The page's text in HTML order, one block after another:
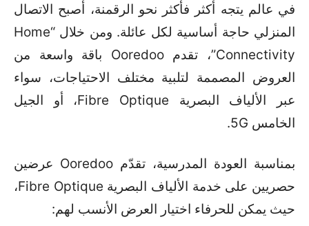
في عالم يتجه أكثر فأكثر نحو الرقمنة، أصبح الاتصال
المنزلي حاجة أساسية لكل عائلة. ومن خلال “Home
Connectivity”، تقدم Ooredoo باقة واسعة من
العروض المصممة لتلبية مختلف الاحتياجات، سواء
عبر الألياف البصرية Fibre Optique، أو الجيل
الخامس 5G.
بمناسبة العودة المدرسية، تقدّم Ooredoo عرضين
حصريين على خدمة الألياف البصرية Fibre Optique،
حيث يمكن للحرفاء اختيار العرض الأنسب لهم: